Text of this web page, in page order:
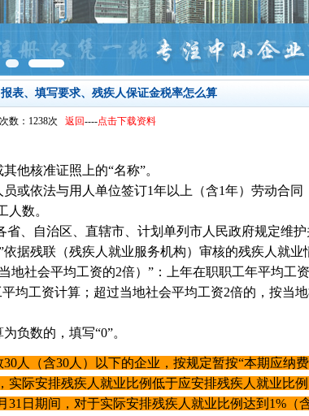
表、填写要求、残疾人保证金税率怎么算
数：1238次 返回----点击下载资料
他核准证照上的“名称”。
或依法与用人单位签订1年以上（含1年）劳动合同
数。
省、自治区、直辖市、计划单列市人民政府规定维护
据残联（残疾人就业服务机构）审核的残疾人就业
地社会平均工资的2倍）”：上年在职职工年平均工
均工资计算；超过当地社会平均工资2倍的，按当
负数的，填写“0”。
人（含30人）以下的企业，按规定暂按“本期应纳
实际安排残疾人就业比例低于应安排残疾人就业比
31日期间，对于实际安排残疾人就业比例达到1%（